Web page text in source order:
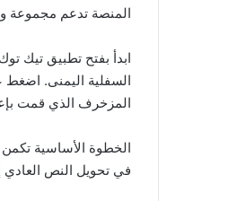
المنصة تدعم مجموعة
ابدأ بفتح تطبيق تيك
السفلية اليمنى.
المزخرف الذي قمت
الخطوة الأساسية
في تحويل النص